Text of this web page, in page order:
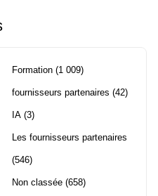
Formation (1 009)
fournisseurs partenaires (42)
IA (3)
Les fournisseurs partenaires
(546)
Non classée (658)